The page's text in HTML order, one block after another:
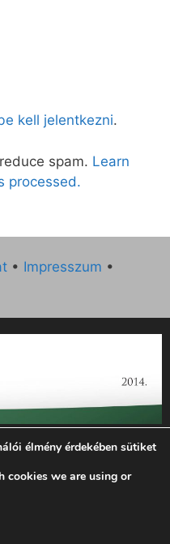
kell jelentkezni.
spam. Learn
processed.
• Impresszum •
2014. évi működésének
P-0121 sz. támogatási
összegben támogatta az
élmény érdekében sütiket
cookies we are using or